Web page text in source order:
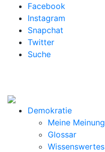
Facebook
Instagram
Snapchat
Twitter
Suche
Demokratie
Meine Meinung
Glossar
Wissenswertes